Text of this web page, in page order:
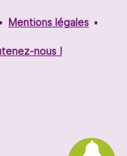
Mentions légales
nous !